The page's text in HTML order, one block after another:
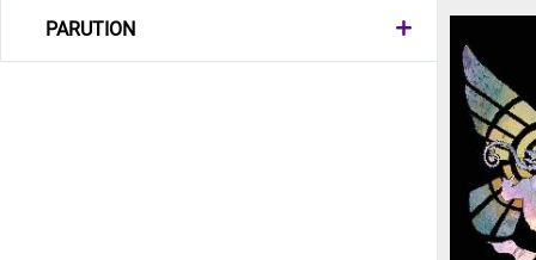
PARUTION